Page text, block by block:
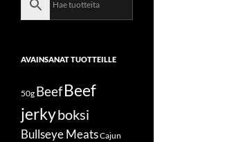
AVAINSANAT TUOTTEILLE
50g BeefBeef
jerkyboksi
Bullseye MeatsCajun